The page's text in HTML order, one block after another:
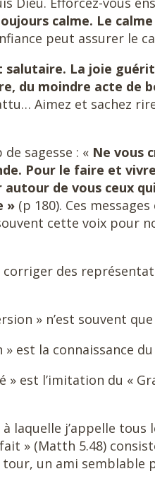
calme. Le
peut assurer le
salutaire. La joie
du moindre acte de
Aimez et sachez
sagesse : « Ne vous
Pour le faire et
de vous ceux
» (p 180). Ces
cette voix pour
des
» n’est souvent
est la connaissance
» est l’imitation du «
laquelle j’appelle tous
» (Matth 5.48)
un ami semblable